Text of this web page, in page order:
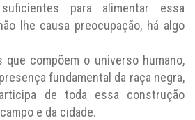
para alimentar essa
lhe causa preocupação, há algo
compõem o universo humano,
fundamental da raça negra,
de toda essa construção
e da cidade.